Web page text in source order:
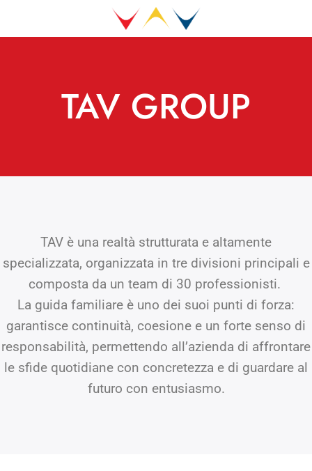
TAV GROUP
TAV è una realtà strutturata e altamente
specializzata, organizzata in tre divisioni principali e
composta da un team di 30 professionisti.
La guida familiare è uno dei suoi punti di forza:
garantisce continuità, coesione e un forte senso di
responsabilità, permettendo all’azienda di affrontare
le sfide quotidiane con concretezza e di guardare al
futuro con entusiasmo.